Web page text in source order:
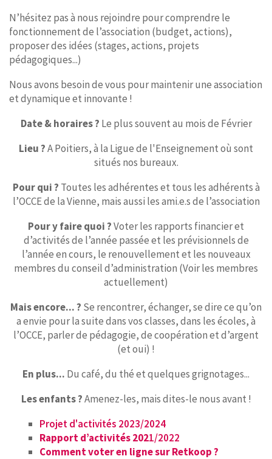
N’hésitez pas à nous rejoindre pour comprendre le
fonctionnement de l’association (budget, actions),
proposer des idées (stages, actions, projets
pédagogiques...)
Nous avons besoin de vous pour maintenir une association
et dynamique et innovante !
Date & horaires ? Le plus souvent au mois de Février
Lieu ?A Poitiers, à la Ligue de l'Enseignement où sont
situés nos bureaux.
Pour qui ? Toutes les adhérentes et tous les adhérents à
l’OCCE de la Vienne, mais aussi les ami.e.s de l’association
Pour y faire quoi ?Voter les rapports financier et
d’activités de l’année passée et les prévisionnels de
l’année en cours, le renouvellement et les nouveaux
membres du conseil d’administration (Voir les membres
actuellement)
Mais encore... ? Se rencontrer, échanger, se dire ce qu’on
a envie pour la suite dans vos classes, dans les écoles, à
l’OCCE, parler de pédagogie, de coopération et d’argent
(et oui) !
En plus... Du café, du thé et quelques grignotages...
Les enfants ?Amenez-les, mais dites-le nous avant !
Projet d'activités 2023/2024
Rapport d’activités 2021/2022
Comment voter en ligne sur Retkoop ?